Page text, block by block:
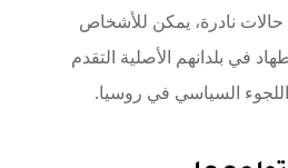
نادرة، يمكن للأشخاص
في بلدانهم الأصلية التقدم
السياسي في روسيا.